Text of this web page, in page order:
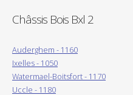
Châssis Bois Bxl 2
Auderghem - 1160
Ixelles - 1050
Watermael-Boitsfort - 1170
Uccle - 1180